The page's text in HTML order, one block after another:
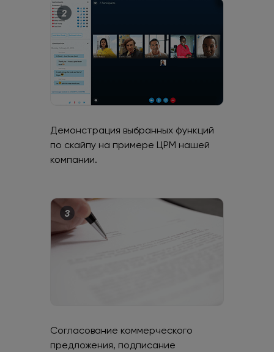
Демонстрация выбранных функций
по скайпу на примере ЦРМ нашей
компании.
Согласование коммерческого
предложения, подписание